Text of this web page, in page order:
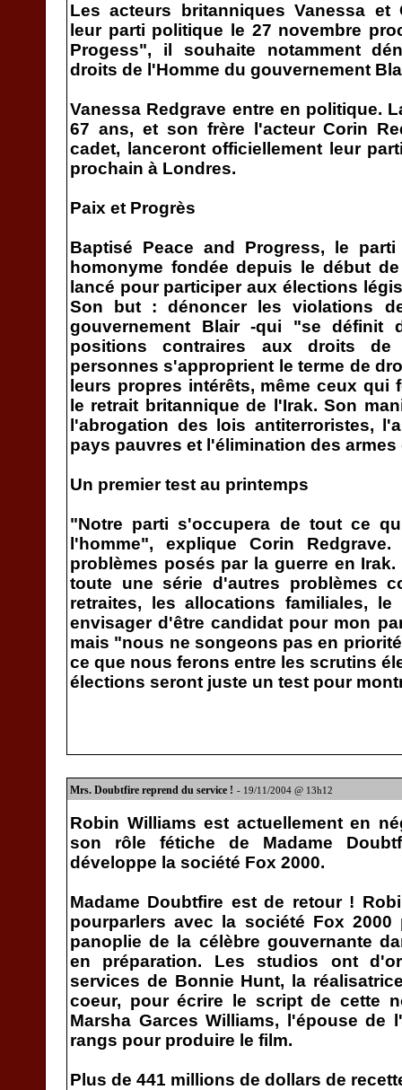
Les acteurs britanniques Vanessa et
leur parti politique le 27 novembre
Progess", il souhaite notamment
droits de l'Homme du gouvernement
Vanessa Redgrave entre en politique.
67 ans, et son frère l'acteur Corin
cadet, lanceront officiellement leur
prochain à Londres.
Paix et Progrès
Baptisé Peace and Progress, le
homonyme fondée depuis le début
lancé pour participer aux élections
Son but : dénoncer les violations
gouvernement Blair -qui "se
positions contraires aux droits de
personnes s'approprient le terme de
leurs propres intérêts, même ceux qui
le retrait britannique de l'Irak. Son
l'abrogation des lois antiterroristes,
pays pauvres et l'élimination des
Un premier test au printemps
"Notre parti s'occupera de tout ce
l'homme", explique Corin
problèmes posés par la guerre en
toute une série d'autres problèmes
retraites, les allocations familiales,
envisager d'être candidat pour mon
mais "nous ne songeons pas en
ce que nous ferons entre les scrutins
élections seront juste un test pour
Mrs. Doubtfire reprend du service ! - 19/11/2004 @ 13h12
Robin Williams est actuellement en
son rôle fétiche de Madame
développe la société Fox 2000.
Madame Doubtfire est de retour !
pourparlers avec la société Fox
panoplie de la célèbre gouvernante
en préparation. Les studios ont
services de Bonnie Hunt, la
coeur, pour écrire le script de cette
Marsha Garces Williams, l'épouse de
rangs pour produire le film.
Plus de 441 millions de dollars de